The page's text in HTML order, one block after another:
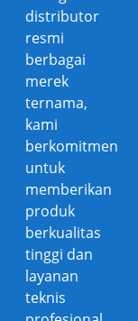
distributor
resmi
berbagai
merek
ternama,
kami
berkomitmen
untuk
memberikan
produk
berkualitas
tinggi dan
layanan
teknis